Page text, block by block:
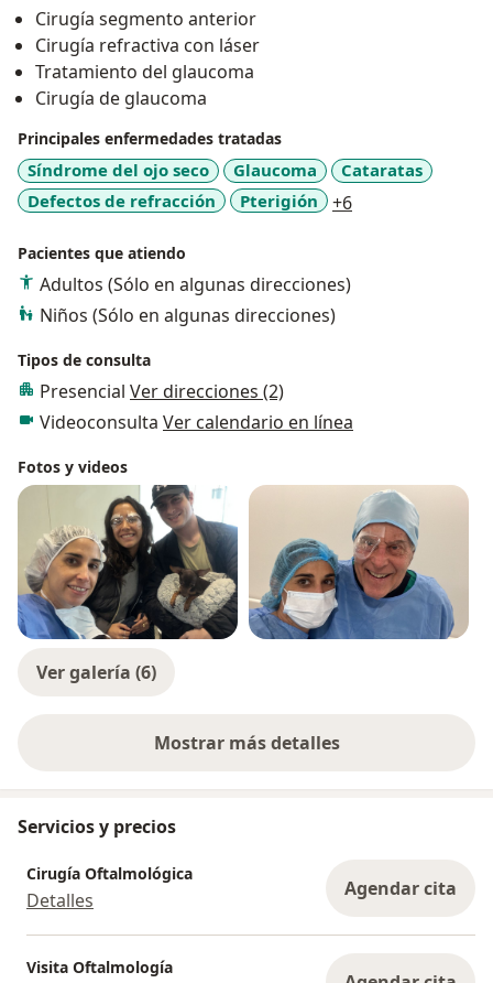
Cirugía segmento anterior
Cirugía refractiva con láser
Tratamiento del glaucoma
Cirugía de glaucoma
Principales enfermedades tratadas
Síndrome del ojo seco Glaucoma
Cataratas
Defectos de refracción
Pterigión +6
Pacientes que atiendo
Adultos (Sólo en algunas direcciones)
Niños (Sólo en algunas direcciones)
Tipos de consulta
Presencial Ver direcciones (2)
Videoconsulta Ver calendario en línea
Fotos y videos
Ver galería (6)
Mostrar más detalles
sobre la experiencia
Servicios y precios
Cirugía Oftalmológica
Detalles Agendar cita
Visita Oftalmología